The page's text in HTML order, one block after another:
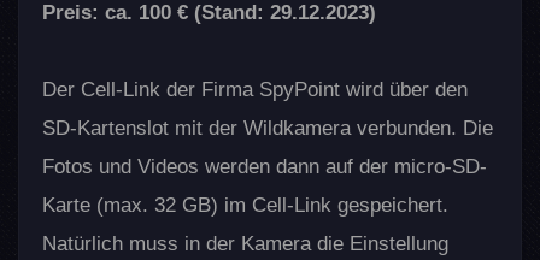
Preis: ca. 100 € (Stand: 29.12.2023)
Der Cell-Link der Firma SpyPoint wird über den
SD-Kartenslot mit der Wildkamera verbunden. Die
Fotos und Videos werden dann auf der micro-SD-
Karte (max. 32 GB) im Cell-Link gespeichert.
Natürlich muss in der Kamera die Einstellung